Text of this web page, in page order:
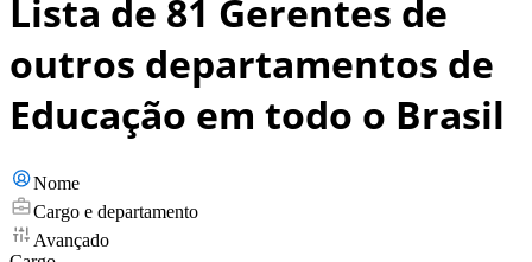
Lista de 81 Gerentes de
outros departamentos de
Educação em todo o Brasil
Nome
Cargo e departamento
Avançado